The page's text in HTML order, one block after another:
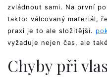
zvládnout sami. Na první
takto: válcovaný materiál,
praxi je to ale složitější.
vyžaduje nejen čas, ale
Chyby při